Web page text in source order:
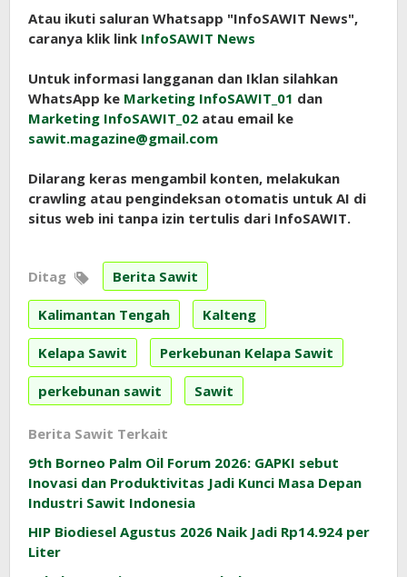
Atau ikuti saluran Whatsapp "InfoSAWIT News",
caranya klik link InfoSAWIT News
Untuk informasi langganan dan Iklan silahkan
WhatsApp ke Marketing InfoSAWIT_01 dan
Marketing InfoSAWIT_02 atau email ke
sawit.magazine@gmail.com
Dilarang keras mengambil konten, melakukan
crawling atau pengindeksan otomatis untuk AI di
situs web ini tanpa izin tertulis dari InfoSAWIT.
Ditag Berita Sawit
Kalimantan Tengah Kalteng
Kelapa Sawit Perkebunan Kelapa Sawit
perkebunan sawit Sawit
Berita Sawit Terkait
9th Borneo Palm Oil Forum 2026: GAPKI sebut
Inovasi dan Produktivitas Jadi Kunci Masa Depan
Industri Sawit Indonesia
HIP Biodiesel Agustus 2026 Naik Jadi Rp14.924 per
Liter